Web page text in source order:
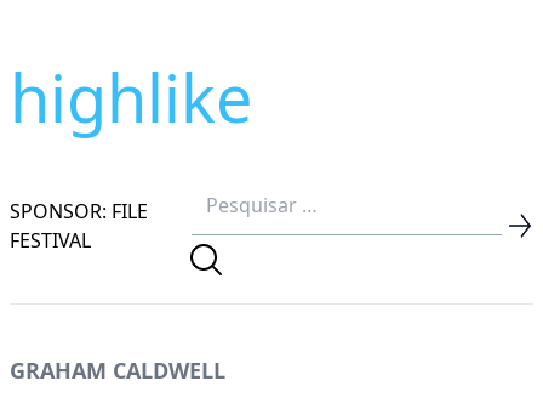
highlike
SPONSOR: FILE
FESTIVAL
GRAHAM CALDWELL